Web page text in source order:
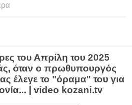
του Απρίλη του 2025
όταν ο πρωθυπουργός
έλεγε το "όραμα" του για
| video kozani.tv